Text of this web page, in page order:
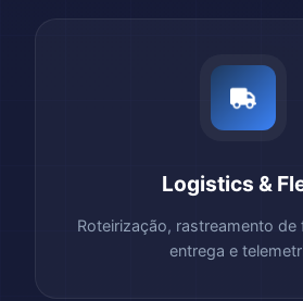
Logistics &
Roteirização, rastreamento
entrega e